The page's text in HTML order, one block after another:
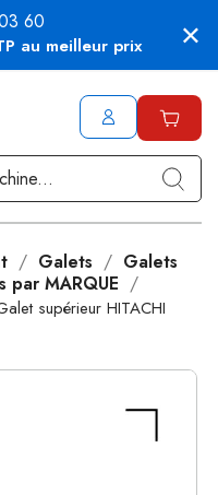
au meilleur prix
60
Galets
Galets
par MARQUE
supérieur HITACHI